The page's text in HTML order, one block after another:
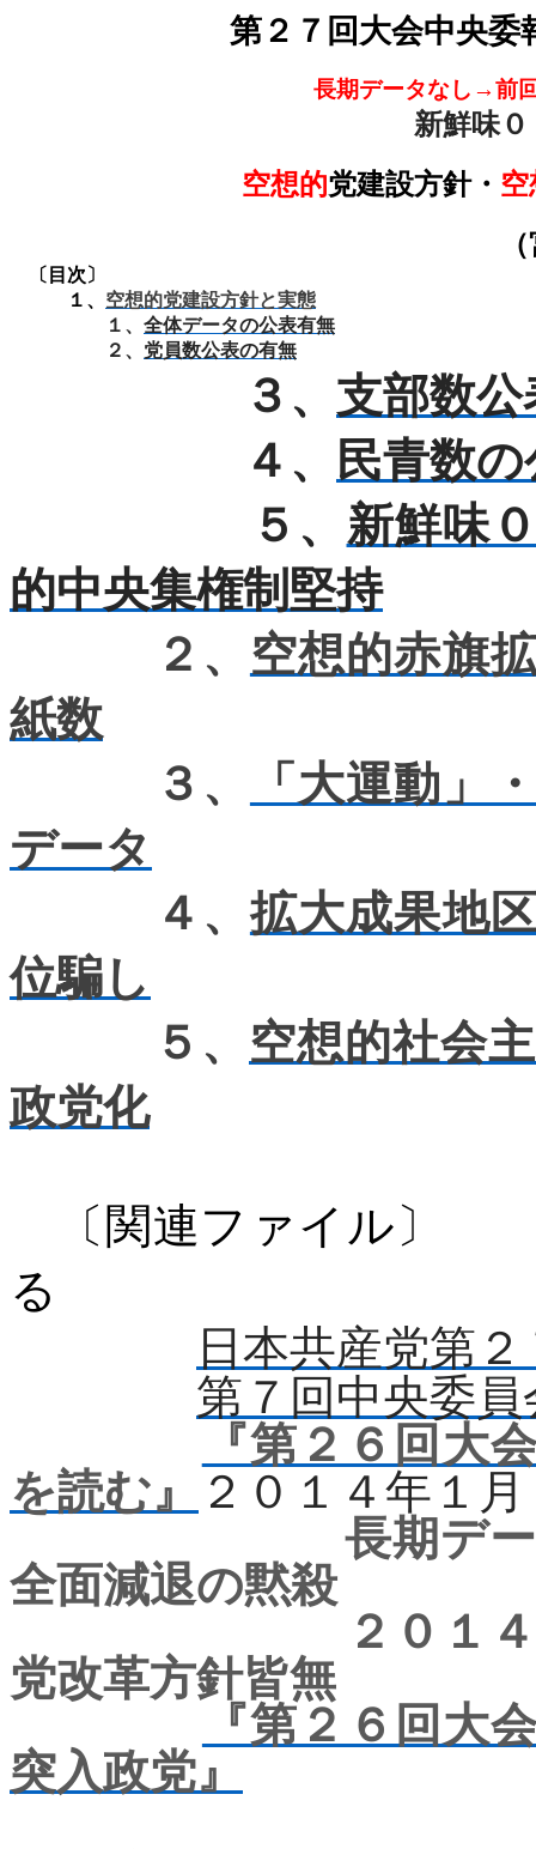
第２７回大会中央委
長期データなし→前
新鮮味
空想的党建設方針・ 空
〔目次〕
１、 空想的党建設方針と実態
１、 全体データの公表有無
２、 党員数公表の有無
３、 支部数
４、 民青数
５、 新鮮味
的中央集権制堅持
２、 空想的赤旗
紙数
３、
「大運動」
データ
４、拡大成果地
位騙し
５、 空想的社会
政党化
〔関連ファ
る
日本共産党第
第７回中央委
『第２６回大
を読む』
２０１４年１
長期データなし
全面減退の黙殺
２０１４年１
党改革方針皆無
『第２６回大
突入政党』